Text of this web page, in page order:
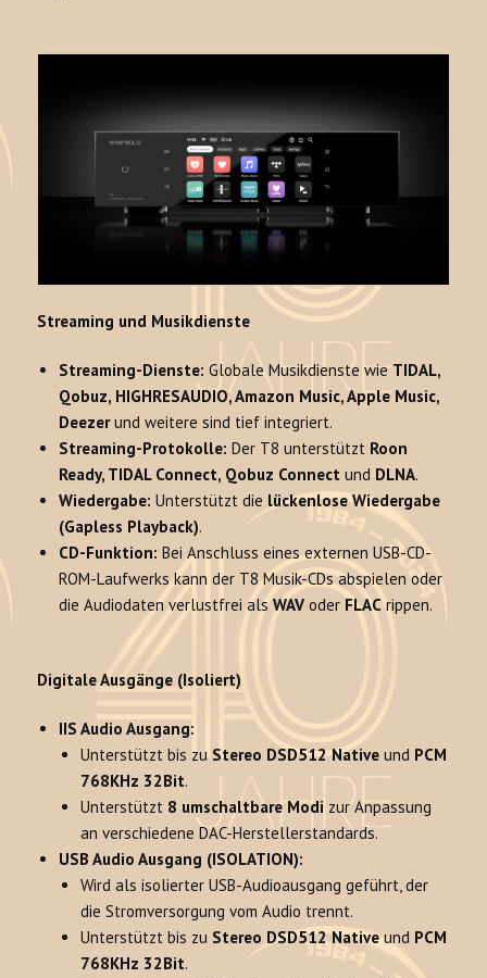
Streaming und Musikdienste
Streaming-Dienste: Globale Musikdienste wieTIDAL,
Qobuz, HIGHRESAUDIO, Amazon Music, Apple Music,
Deezerund weitere sind tief integriert.
Streaming-Protokolle: Der T8 unterstützt Roon
Ready, TIDAL Connect, Qobuz Connect und DLNA.
Wiedergabe: Unterstützt die lückenlose Wiedergabe
(Gapless Playback).
CD-Funktion: Bei Anschluss eines externen USB-CD-
ROM-Laufwerks kann der T8 Musik-CDs abspielen oder
die Audiodaten verlustfrei alsWAV oder FLACrippen.
Digitale Ausgänge (Isoliert)
IIS Audio Ausgang:
Unterstützt bis zuStereo DSD512 Native und PCM
768KHz 32Bit.
Unterstützt 8 umschaltbare Modi zur Anpassung
an verschiedene DAC-Herstellerstandards.
USB Audio Ausgang (ISOLATION):
Wird als isolierter USB-Audioausgang geführt, der
die Stromversorgung vom Audio trennt.
Unterstützt bis zu Stereo DSD512 Nativeund PCM
768KHz 32Bit.